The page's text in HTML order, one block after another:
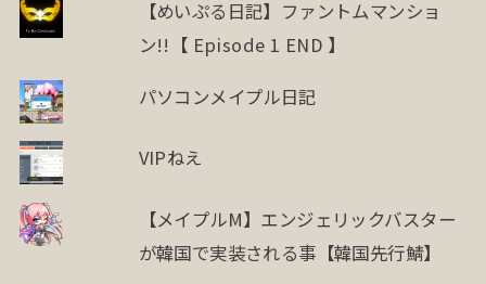
【めいぷる日記】ファントムマンショ
ン!!【 Episode 1 END 】
パソコンメイプル日記
VIPねえ
【メイプルM】エンジェリックバスター
が韓国で実装される事【韓国先行鯖】